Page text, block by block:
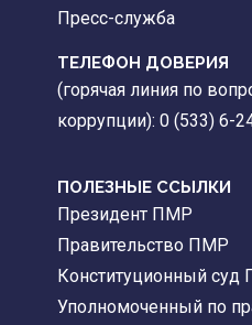
Пресс-служба
ТЕЛЕФОН ДОВЕРИЯ
(горячая линия по
коррупции): 0 (533) 6-
ПОЛЕЗНЫЕ ССЫЛКИ
Президент ПМР
Правительство ПМР
Конституционный
Уполномоченный по